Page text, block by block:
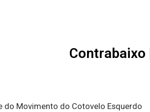
Contrabaixo
do Movimento do Cotovelo Esquerdo